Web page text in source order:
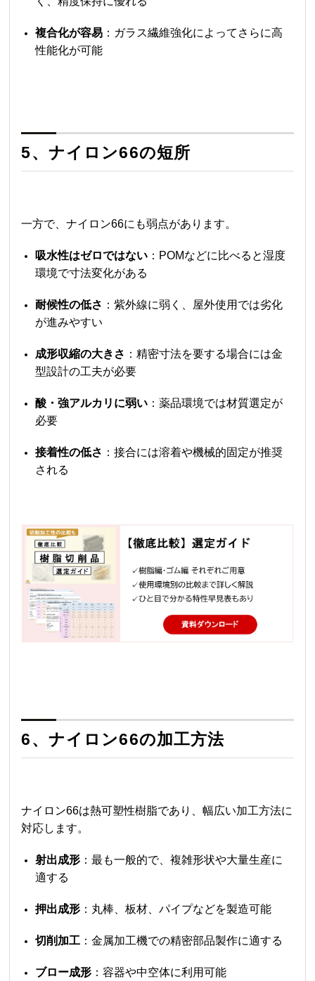
複合化が容易 ：ガラス繊維強化によってさらに高
性能化が可能
5、 ナイロン66の短所
一方で、ナイロン66にも弱点があります。
吸水性はゼロではない ：POMなどに比べると湿度
環境で寸法変化がある
耐候性の低さ ：紫外線に弱く、屋外使用では劣化
が進みやすい
成形収縮の大きさ ：精密寸法を要する場合には金
型設計の工夫が必要
酸・強アルカリに弱い ：薬品環境では材質選定が
必要
接着性の低さ ：接合には溶着や機械的固定が推奨
される
6、 ナイロン66の加工方法
ナイロン66は熱可塑性樹脂であり、幅広い加工方法に
対応します。
射出成形 ：最も一般的で、複雑形状や大量生産に
適する
押出成形 ：丸棒、板材、パイプなどを製造可能
切削加工 ：金属加工機での精密部品製作に適する
ブロー成形 ：容器や中空体に利用可能